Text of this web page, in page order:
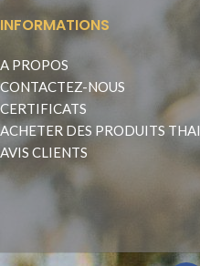
INFORMATIONS
A PROPOS
CONTACTEZ-NOUS
CERTIFICATS
ACHETER DES PRODUITS THAI
AVIS CLIENTS